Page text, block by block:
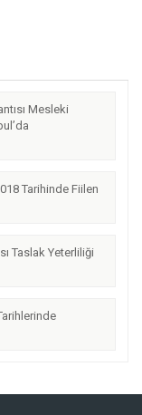
Mesleki
Tarihinde Fiilen
Taslak Yeterliliği